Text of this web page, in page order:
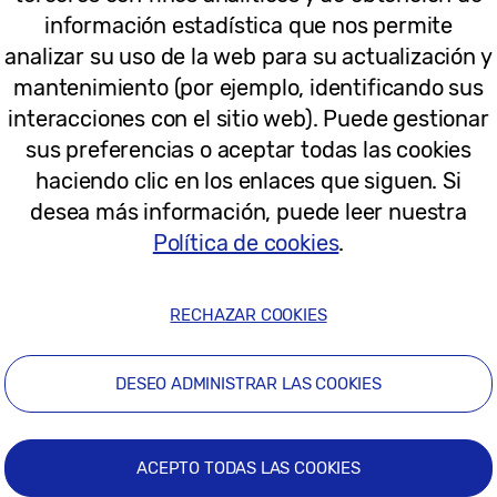
más actividades para colegios y las tardes y fines
cuentacuentos interactivos, hologramas, palíndromos
a través de la tecnología con Galaxy Tab S3 y la
disfrutar de actividades para detener el tiempo o
el nuevo Galaxy S9.
virtual con los episodios históricos ‘Vivir en’
paseo por el Teatro’ creado junto al Teatro Real.
del Hilo
te Literatura en hilos de Twitter que se
el próximo 6 de junio. En su vinculación con
Samsung colabora en esta actividad con el
Galaxy S9+, 500 euros en metálico y un
información estadística que nos permite
analizar su uso de la web para su actualización y
mantenimiento (por ejemplo, identificando sus
interacciones con el sitio web). Puede gestionar
sus preferencias o aceptar todas las cookies
haciendo clic en los enlaces que siguen. Si
desea más información, puede leer nuestra
Política de cookies.
RECHAZAR COOKIES
DESEO ADMINISTRAR LAS COOKIES
ACEPTO TODAS LAS COOKIES